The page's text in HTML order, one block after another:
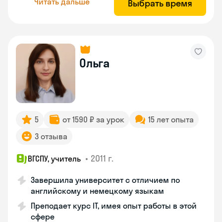
Выбрать время
Ольга
5 от 1590 ₽ за урок
15 лет опыта
3 отзыва
ВГСПУ, учитель • 2011 г.
Завершила университет с отличием по
английскому и немецкому языкам
Преподает курс IT, имея опыт работы в этой
сфере